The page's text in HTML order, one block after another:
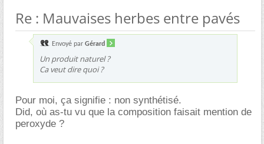
Re : Mauvaises herbes entre pavés
Envoyé par Gérard
Un produit naturel ?
Ca veut dire quoi ?
Pour moi, ça signifie : non synthétisé.
Did, où as-tu vu que la composition faisait mention de
peroxyde ?